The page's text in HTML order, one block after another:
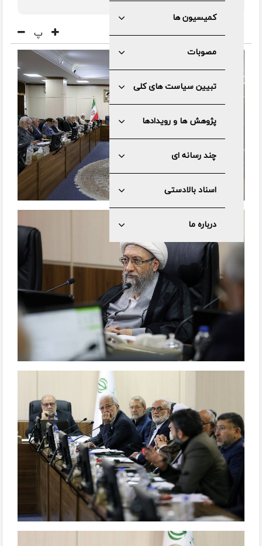
کمیسیون ها
مصوبات
تبیین سیاست های کلی
پژوهش ها و رویدادها
چند رسانه ای
اسناد بالادستی
درباره ما
پ